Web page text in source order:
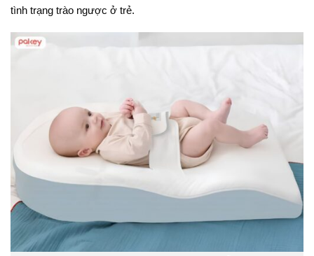
tình trạng trào ngược ở trẻ.